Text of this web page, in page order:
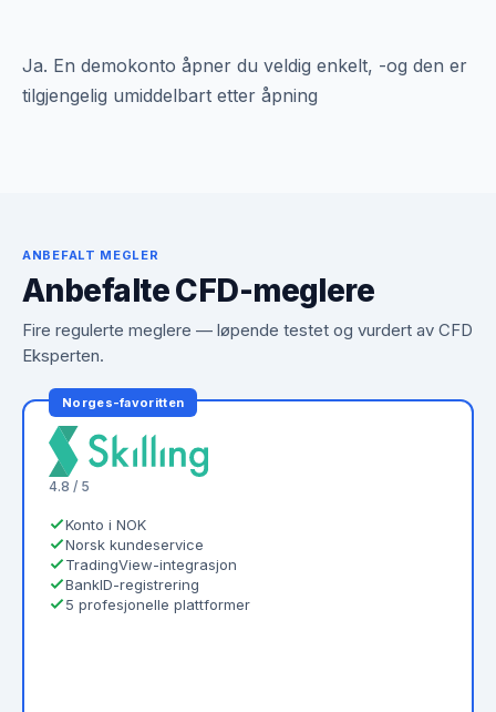
Ja. En demokonto åpner du veldig enkelt, -og den er
tilgjengelig umiddelbart etter åpning
ANBEFALT MEGLER
Anbefalte CFD-meglere
Fire regulerte meglere — løpende testet og vurdert av CFD
Eksperten.
Norges-favoritten
4.8 / 5
Konto i NOK
Norsk kundeservice
TradingView-integrasjon
BankID-registrering
5 profesjonelle plattformer